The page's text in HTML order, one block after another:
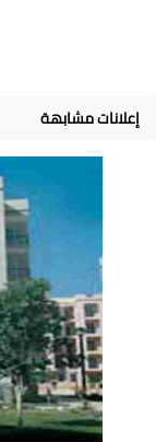
إعلانات مشابهة